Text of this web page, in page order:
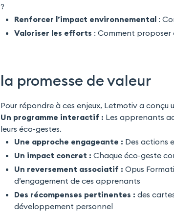
?
Renforcer l’impact environnemental :
Valoriser les efforts : Comment
la promesse de valeur
Pour répondre à ces enjeux, Letmotiv a conçu
Un programme interactif : Les apprenants
leurs éco-gestes.
Une approche engageante : Des actions
Un impact concret : Chaque éco-geste
Un reversement associatif : Opus
d’engagement de ces apprenants
Des récompenses pertinentes : des
développement personnel